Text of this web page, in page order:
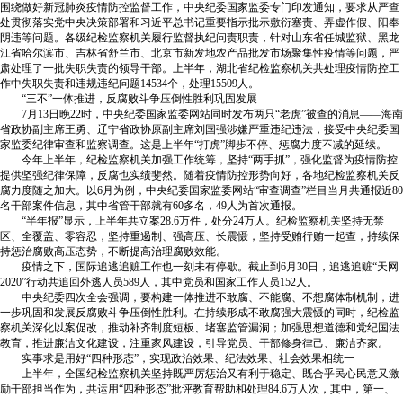
围绕做好新冠肺炎疫情防控监督工作，中央纪委国家监委专门印发通知，要求从严查
处贯彻落实党中央决策部署和习近平总书记重要指示批示敷衍塞责、弄虚作假、阳奉
阴违等问题。各级纪检监察机关履行监督执纪问责职责，针对山东省任城监狱、黑龙
江省哈尔滨市、吉林省舒兰市、北京市新发地农产品批发市场聚集性疫情等问题，严
肃处理了一批失职失责的领导干部。上半年，湖北省纪检监察机关共处理疫情防控工
作中失职失责和违规违纪问题14534个，处理15509人。
“三不”一体推进，反腐败斗争压倒性胜利巩固发展
7月13日晚22时，中央纪委国家监委网站同时发布两只“老虎”被查的消息——海南
省政协副主席王勇、辽宁省政协原副主席刘国强涉嫌严重违纪违法，接受中央纪委国
家监委纪律审查和监察调查。这是上半年“打虎”脚步不停、惩腐力度不减的延续。
今年上半年，纪检监察机关加强工作统筹，坚持“两手抓”，强化监督为疫情防控
提供坚强纪律保障，反腐也实绩斐然。随着疫情防控形势向好，各地纪检监察机关反
腐力度随之加大。以6月为例，中央纪委国家监委网站“审查调查”栏目当月共通报近80
名干部案件信息，其中省管干部就有60多名，49人为首次通报。
“半年报”显示，上半年共立案28.6万件，处分24万人。纪检监察机关坚持无禁
区、全覆盖、零容忍，坚持重遏制、强高压、长震慑，坚持受贿行贿一起查，持续保
持惩治腐败高压态势，不断提高治理腐败效能。
疫情之下，国际追逃追赃工作也一刻未有停歇。截止到6月30日，追逃追赃“天网
2020”行动共追回外逃人员589人，其中党员和国家工作人员152人。
中央纪委四次全会强调，要构建一体推进不敢腐、不能腐、不想腐体制机制，进
一步巩固和发展反腐败斗争压倒性胜利。在持续形成不敢腐强大震慑的同时，纪检监
察机关深化以案促改，推动补齐制度短板、堵塞监管漏洞；加强思想道德和党纪国法
教育，推进廉洁文化建设，注重家风建设，引导党员、干部修身律己、廉洁齐家。
实事求是用好“四种形态”，实现政治效果、纪法效果、社会效果相统一
上半年，全国纪检监察机关坚持既严厉惩治又有利于稳定、既合乎民心民意又激
励干部担当作为，共运用“四种形态”批评教育帮助和处理84.6万人次，其中，第一、